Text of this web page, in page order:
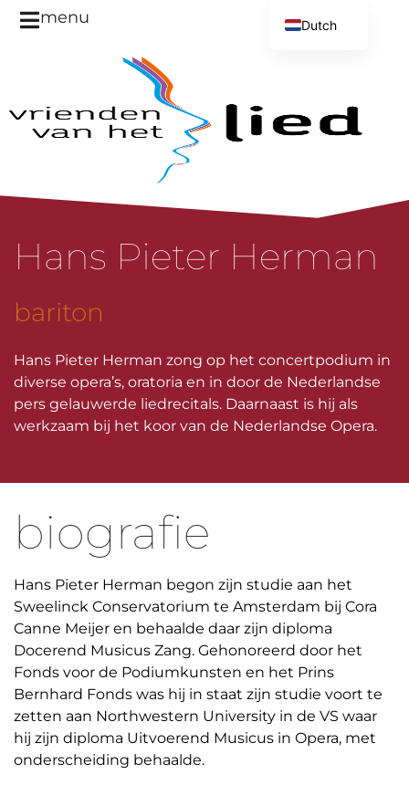
menu
Hans Pieter Herman
bariton
Hans Pieter Herman zong op het concertpodium in
diverse opera’s, oratoria en in door de Nederlandse
pers gelauwerde liedrecitals. Daarnaast is hij als
werkzaam bij het koor van de Nederlandse Opera.
biografie
Hans Pieter Herman begon zijn studie aan het
Sweelinck Conservatorium te Amsterdam bij Cora
Canne Meijer en behaalde daar zijn diploma
Docerend Musicus Zang. Gehonoreerd door het
Fonds voor de Podiumkunsten en het Prins
Bernhard Fonds was hij in staat zijn studie voort te
zetten aan Northwestern University in de VS waar
hij zijn diploma Uitvoerend Musicus in Opera, met
onderscheiding behaalde.
Dutch